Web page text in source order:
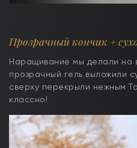
Прозрачный кончик +
Наращивание мы делали на
прозрачный гель выложили
сверху перекрыли нежным
классно!